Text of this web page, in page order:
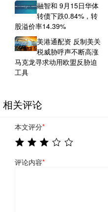
融智和 9月15日华体
转债下跌0.84%，转
股溢价率14.39%
美港通配资 反制美关
税威胁呼声不断高涨
马克龙寻求动用欧盟反胁迫
工具
相关评论
本文评分*
评论内容*